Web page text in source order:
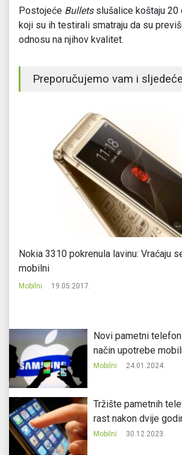
Postojeće Bulletsslušalice koštaju 20
koji su ih testirali smatraju da su
odnosu na njihov kvalitet.
Preporučujemo vam i
Nokia 3310 pokrenula lavinu: Vraćaju
mobilni
Mobilni 19.05.2017.
Novi pametni
način upotrebe
Mobilni 24.01.2024.
Tržište pametnih
rast nakon dvije
Mobilni 30.12.2023.